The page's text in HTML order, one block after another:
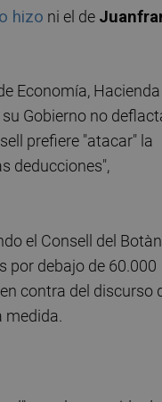
hizo ni el de
Economía,
Gobierno no
prefiere "atacar" la
deducciones",
el Consell del
por debajo de 60.000
contra del discurso
medida.